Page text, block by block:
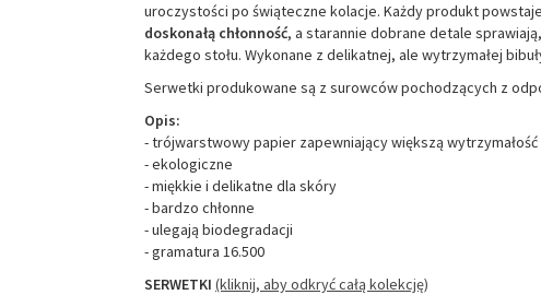
uroczystości po świąteczne kolacje. Każdy produkt
doskonałą chłonność, a starannie dobrane detale
każdego stołu. Wykonane z delikatnej, ale wytrzymałej
Serwetki produkowane są z surowców pochodzących z
Opis:
- trójwarstwowy papier zapewniający większą wytrzymałość
- ekologiczne
- miękkie i delikatne dla skóry
- bardzo chłonne
- ulegają biodegradacji
- gramatura 16.500
SERWETKI (kliknij, aby odkryć całą kolekcję)